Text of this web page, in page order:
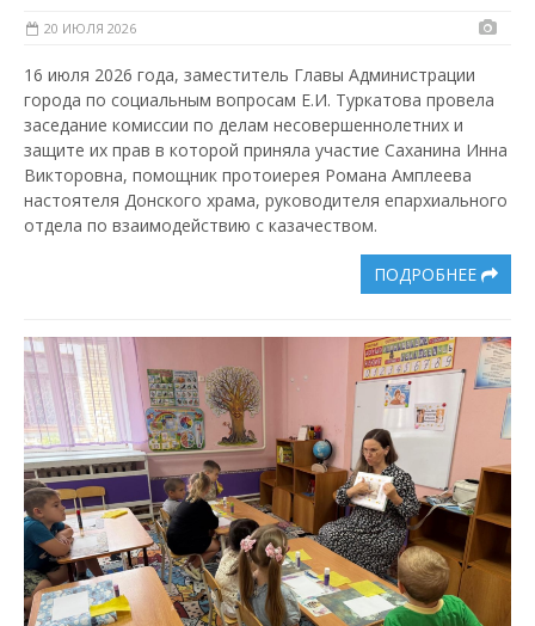
20 ИЮЛЯ 2026
16 июля 2026 года, заместитель Главы Администрации
города по социальным вопросам Е.И. Туркатова провела
заседание комиссии по делам несовершеннолетних и
защите их прав в которой приняла участие Саханина Инна
Викторовна, помощник протоиерея Романа Амплеева
настоятеля Донского храма, руководителя епархиального
отдела по взаимодействию с казачеством.
ПОДРОБНЕЕ